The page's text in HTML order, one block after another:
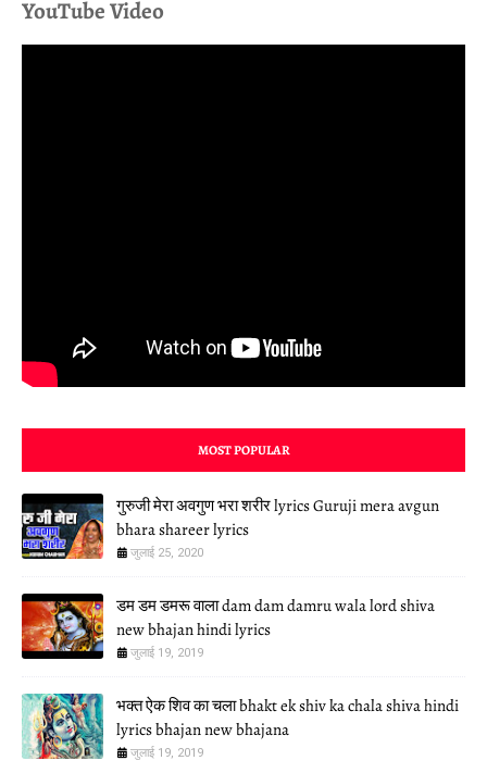
YouTube Video
MOST POPULAR
गुरुजी मेरा अवगुण भरा शरीर lyrics Guruji mera avgun
bhara shareer lyrics
जुलाई 25, 2020
डम डम डमरू वाला dam dam damru wala lord shiva
new bhajan hindi lyrics
जुलाई 19, 2019
भक्त ऐक शिव का चला bhakt ek shiv ka chala shiva hindi
lyrics bhajan new bhajana
जुलाई 19, 2019